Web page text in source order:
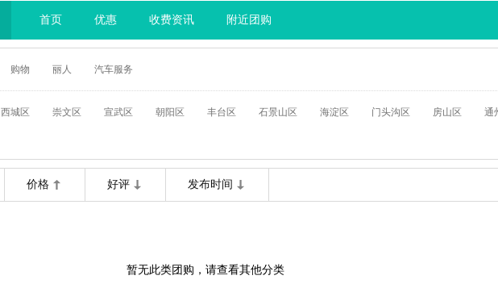
首页 优惠 收费资讯 附近团购
购物 丽人 汽车服务
西城区 崇文区 宣武区 朝阳区 丰台区 石景山区 海淀区 门头沟区 房山区 通
价格 好评 发布时间
暂无此类团购，请查看其他分类